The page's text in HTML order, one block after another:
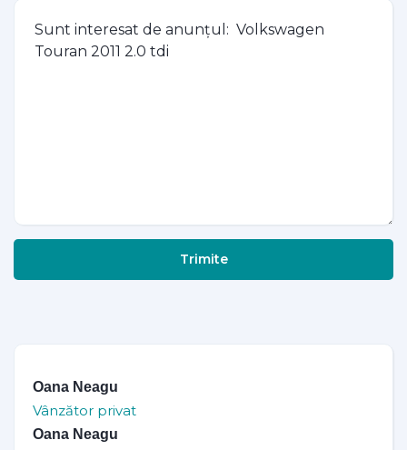
Trimite
Oana Neagu
Vânzător privat
Oana Neagu